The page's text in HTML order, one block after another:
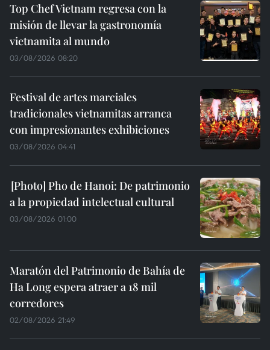
Top Chef Vietnam regresa con la
misión de llevar la gastronomía
vietnamita al mundo
03/08/2026 08:20
Festival de artes marciales
tradicionales vietnamitas arranca
con impresionantes exhibiciones
03/08/2026 04:41
Pho de Hanoi: De patrimonio
a la propiedad intelectual cultural
03/08/2026 01:00
Maratón del Patrimonio de Bahía de
Ha Long espera atraer a 18 mil
corredores
02/08/2026 21:49